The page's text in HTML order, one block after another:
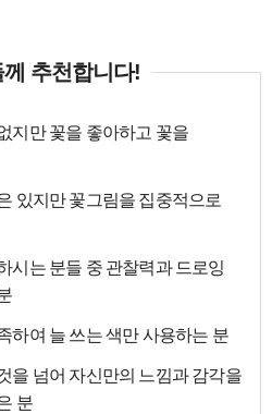
추천합니다!
지만 꽃을 좋아하고 꽃을
있지만 꽃그림을 집중적으로
시는 분들 중 관찰력과 드로잉
하여 늘 쓰는 색만 사용하는 분
을 넘어 자신만의 느낌과 감각을
분